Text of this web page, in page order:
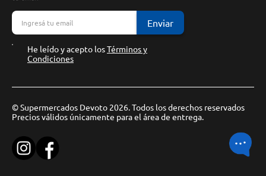
Enviar
He leído y acepto losTérminos y
Condiciones
© Supermercados Devoto 2026. Todos los derechos reservados
Precios válidos únicamente para el área de entrega.